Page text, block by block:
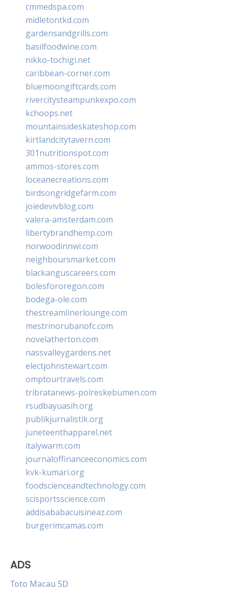
cmmedspa.com
midletontkd.com
gardensandgrills.com
basilfoodwine.com
nikko-tochigi.net
caribbean-corner.com
bluemoongiftcards.com
rivercitysteampunkexpo.com
kchoops.net
mountainsideskateshop.com
kirtlandcitytavern.com
301nutritionspot.com
ammos-stores.com
loceanecreations.com
birdsongridgefarm.com
joiedevivblog.com
valera-amsterdam.com
libertybrandhemp.com
norwoodinnwi.com
neighboursmarket.com
blackanguscareers.com
bolesfororegon.com
bodega-ole.com
thestreamlinerlounge.com
mestrinorubanofc.com
novelatherton.com
nassvalleygardens.net
electjohnstewart.com
omptourtravels.com
tribratanews-polreskebumen.com
rsudbayuasih.org
publikjurnalistik.org
juneteenthapparel.net
italywarm.com
journaloffinanceeconomics.com
kvk-kumari.org
foodscienceandtechnology.com
scisportsscience.com
addisababacuisineaz.com
burgerimcamas.com
ADS
Toto Macau 5D